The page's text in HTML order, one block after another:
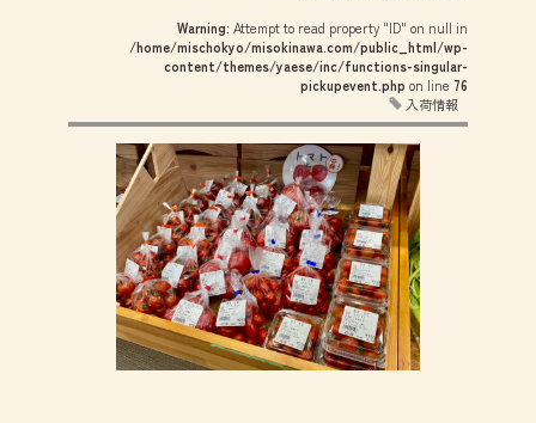
Warning: Attempt to read property "ID" on null in
/home/mischokyo/misokinawa.com/public_html/wp-
content/themes/yaese/inc/functions-singular-
pickupevent.php on line 76
入荷情報